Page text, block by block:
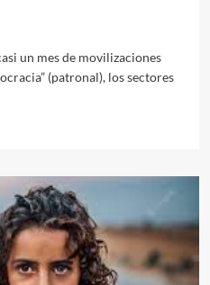
un mes de movilizaciones
(patronal), los sectores